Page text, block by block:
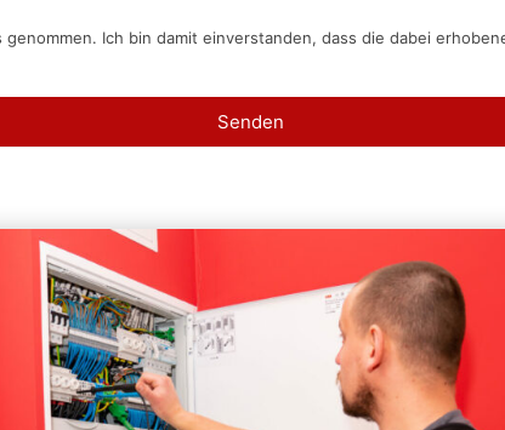
Ich bin damit einverstanden, dass die dabei
Senden